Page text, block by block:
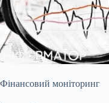
Фінансовий моніторинг